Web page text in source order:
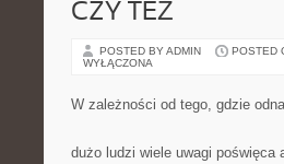
CZY TEŻ
POSTED BY ADMIN POSTED
WYŁĄCZONA
W zależności od tego, gdzie
dużo ludzi wiele uwagi poświęca